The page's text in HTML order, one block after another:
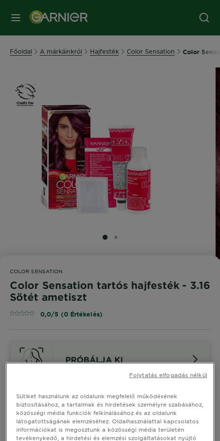
MENÜ
Főoldal A márkáinkról Hajfesték Color Sensation Color
SLIDE 1
SLIDE 2
COLOR SENSATION
Color Sensation tartós hajfesték - 3.16
Sötét ametiszt
0,0/5 (0 Értékelés)
PRÓBÁLJA KI
Hasonló Árnyalatok Megtekintése
Color Sensation tartós hajfesték -
3.16 Sötét ametiszt
Sütiket használunk az oldalunk megfelelő működésének
biztosításához, a tartalmak és hirdetések személyre szabásához,
közösségi média funkciók felkínálásához és az oldalunk
látogatottságának elemzéséhez. Oldalhasználattal kapcsolatos
információkat is megosztunk a közösségi média területén
tevékenykedő, a hirdetési és elemzési szolgáltatásokat nyújtó
Folytatás elfogadás nélkül